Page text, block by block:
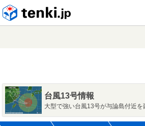
台風13号情報
大型で強い台風13号が与論島付近